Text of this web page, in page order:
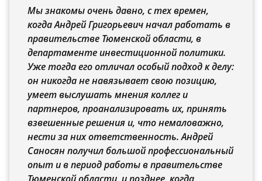
Мы знакомы очень давно, с тех времен,
когда Андрей Григорьевич начал работать в
правительстве Тюменской области, в
департаменте инвестиционной политики.
Уже тогда его отличал особый подход к делу:
он никогда не навязывает свою позицию,
умеет выслушать мнения коллег и
партнеров, проанализировать их, принять
взвешенные решения и, что немаловажно,
нести за них ответственность. Андрей
Саносян получил большой профессиональный
опыт и в период работы в правительстве